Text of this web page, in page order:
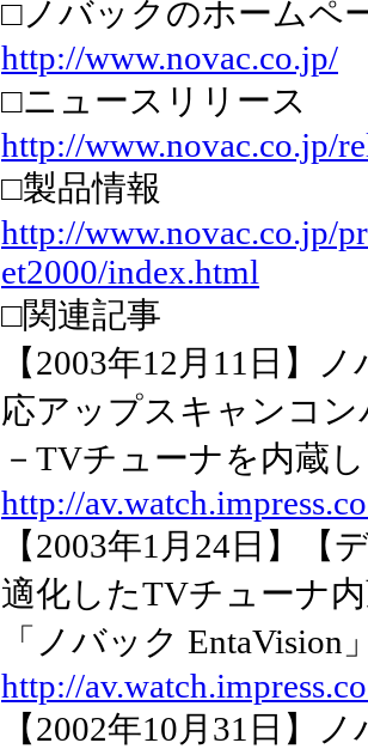
□ノバックのホームペ
http://www.novac.co.jp/
□ニュースリリース
http://www.novac.co.jp/
□製品情報
http://www.novac.co.jp/
et2000/index.html
□関連記事
【2003年12月11日】
応アップスキャンコン
－TVチューナを内蔵
http://
【2003年1月24日】
適化したTVチューナ
「ノバック EntaVision
http://
【2002年10月31日】